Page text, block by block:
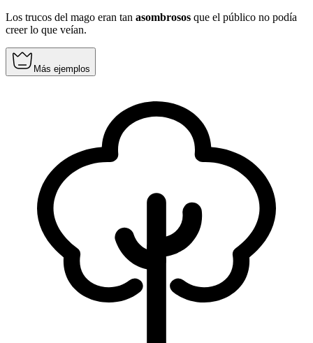
Los trucos del mago eran tan asombrosos que el público no podía
creer lo que veían.
Más ejemplos